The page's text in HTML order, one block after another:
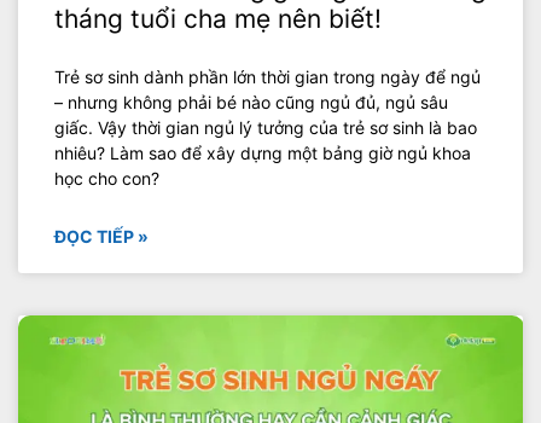
tháng tuổi cha mẹ nên biết!
Trẻ sơ sinh dành phần lớn thời gian trong ngày để ngủ
– nhưng không phải bé nào cũng ngủ đủ, ngủ sâu
giấc. Vậy thời gian ngủ lý tưởng của trẻ sơ sinh là bao
nhiêu? Làm sao để xây dựng một bảng giờ ngủ khoa
học cho con?
ĐỌC TIẾP »